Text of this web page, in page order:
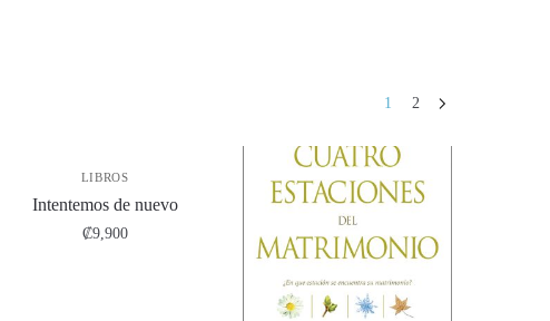
1 2
LIBROS
Intentemos de nuevo
₡9,900